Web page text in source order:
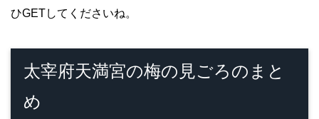
ひGETしてくださいね。
太宰府天満宮の梅の見ごろのまと
め